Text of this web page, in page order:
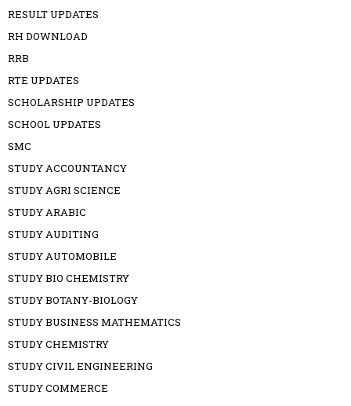
RESULT UPDATES
RH DOWNLOAD
RRB
RTE UPDATES
SCHOLARSHIP UPDATES
SCHOOL UPDATES
SMC
STUDY ACCOUNTANCY
STUDY AGRI SCIENCE
STUDY ARABIC
STUDY AUDITING
STUDY AUTOMOBILE
STUDY BIO CHEMISTRY
STUDY BOTANY-BIOLOGY
STUDY BUSINESS MATHEMATICS
STUDY CHEMISTRY
STUDY CIVIL ENGINEERING
STUDY COMMERCE